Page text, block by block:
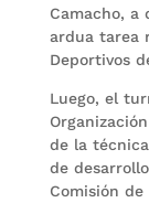
Camacho, a
ardua tarea
Deportivos
Luego, el
de la
de
Comisión